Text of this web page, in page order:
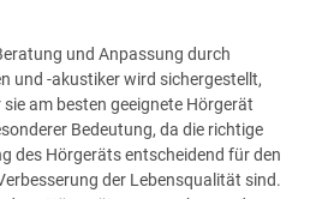
und Anpassung durch
und -akustiker wird sichergestellt,
am besten geeignete Hörgerät
Bedeutung, da die richtige
des Hörgeräts entscheidend für den
der Lebensqualität sind.